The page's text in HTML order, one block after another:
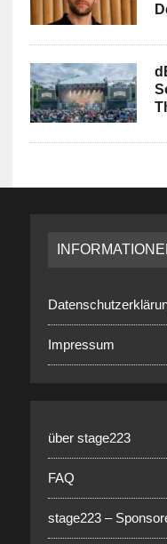
Impressum
über stage223
FAQ
stage223 –